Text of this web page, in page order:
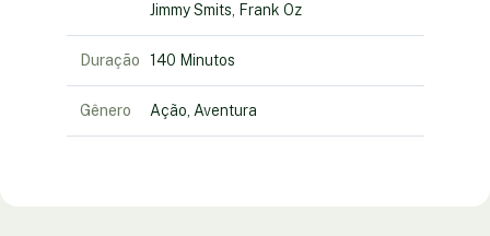
Jimmy Smits, Frank Oz
Duração 140 Minutos
Gênero Ação, Aventura